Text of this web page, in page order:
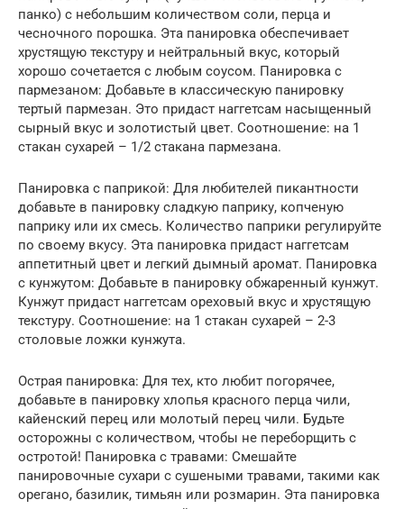
панко) с небольшим количеством соли, перца и
чесночного порошка. Эта панировка обеспечивает
хрустящую текстуру и нейтральный вкус, который
хорошо сочетается с любым соусом. Панировка с
пармезаном: Добавьте в классическую панировку
тертый пармезан. Это придаст наггетсам насыщенный
сырный вкус и золотистый цвет. Соотношение: на 1
стакан сухарей – 1/2 стакана пармезана.
Панировка с паприкой: Для любителей пикантности
добавьте в панировку сладкую паприку, копченую
паприку или их смесь. Количество паприки регулируйте
по своему вкусу. Эта панировка придаст наггетсам
аппетитный цвет и легкий дымный аромат. Панировка
с кунжутом: Добавьте в панировку обжаренный кунжут.
Кунжут придаст наггетсам ореховый вкус и хрустящую
текстуру. Соотношение: на 1 стакан сухарей – 2-3
столовые ложки кунжута.
Острая панировка: Для тех, кто любит погорячее,
добавьте в панировку хлопья красного перца чили,
кайенский перец или молотый перец чили. Будьте
осторожны с количеством, чтобы не переборщить с
остротой! Панировка с травами: Смешайте
панировочные сухари с сушеными травами, такими как
орегано, базилик, тимьян или розмарин. Эта панировка